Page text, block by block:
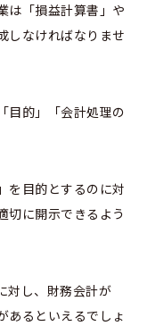
は「損益計算書」や
しなければなりませ
目的」「会計処理の
を目的とするのに対
切に開示できるよう
対し、財務会計が
あるといえるでしょ